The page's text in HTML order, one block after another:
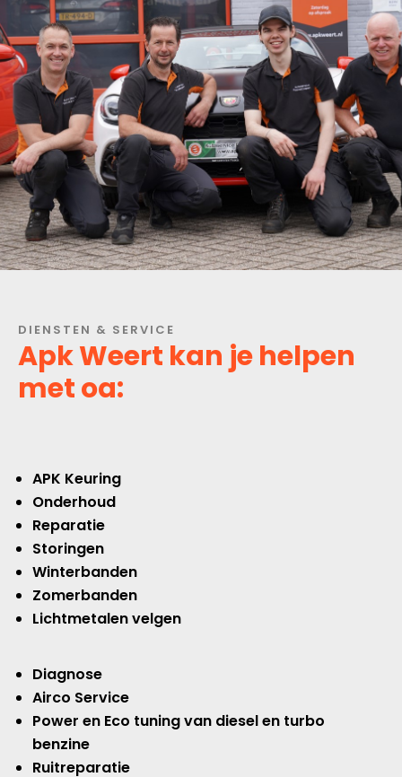
DIENSTEN & SERVICE
Apk Weert kan je helpen
met oa:
APK Keuring
Onderhoud
Reparatie
Storingen
Winterbanden
Zomerbanden
Lichtmetalen velgen
Diagnose
Airco Service
Power en Eco tuning van diesel en turbo
benzine
Ruitreparatie